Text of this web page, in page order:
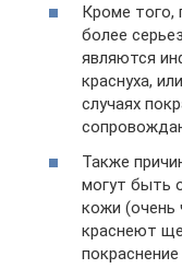
Кроме того,
более
являются
краснуха,
случаях
Также
могут быть
кожи (очень
краснеют